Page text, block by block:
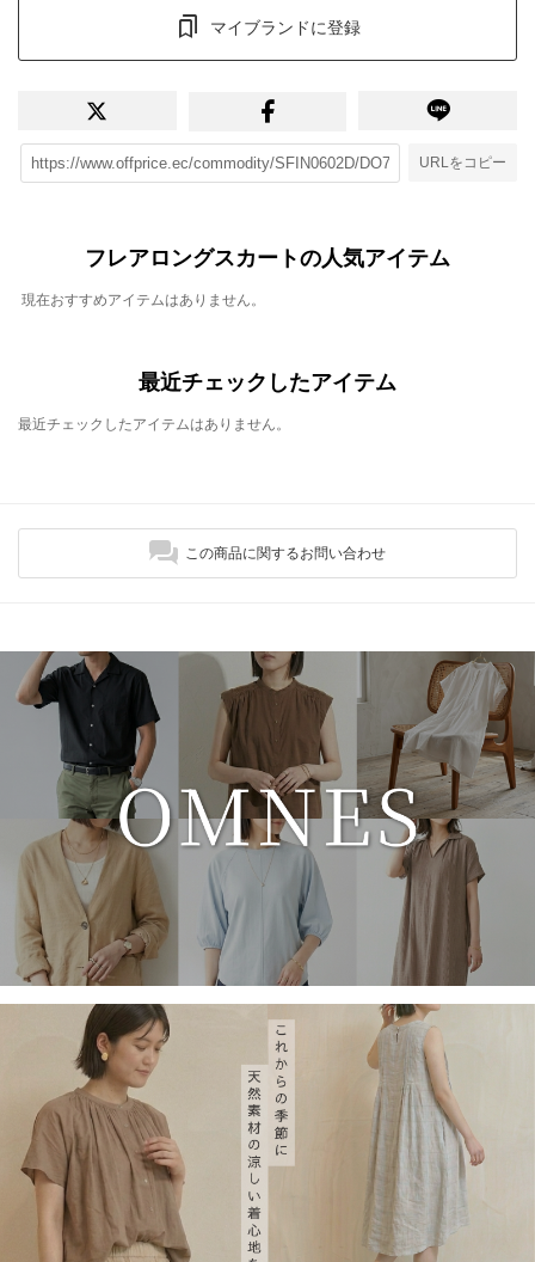
マイブランドに登録
URLをコピー
フレアロングスカートの人気アイテム
現在おすすめアイテムはありません。
最近チェックしたアイテム
最近チェックしたアイテムはありません。
この商品に関するお問い合わせ